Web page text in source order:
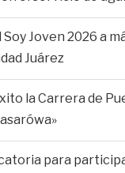
Joven 2026 a
Juárez
la Carrera de
para